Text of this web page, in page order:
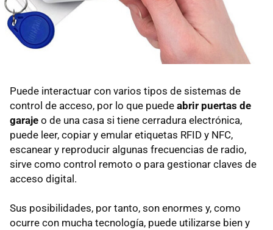
Puede interactuar con varios tipos de sistemas de
control de acceso, por lo que puede abrir puertas de
garaje o de una casa si tiene cerradura electrónica,
puede leer, copiar y emular etiquetas RFID y NFC,
escanear y reproducir algunas frecuencias de radio,
sirve como control remoto o para gestionar claves de
acceso digital.
Sus posibilidades, por tanto, son enormes y, como
ocurre con mucha tecnología, puede utilizarse bien y